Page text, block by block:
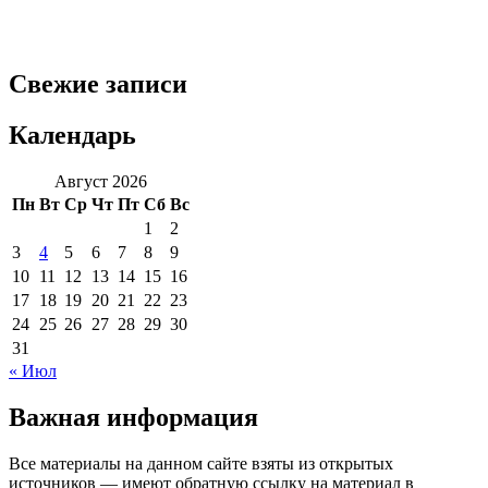
Свежие записи
Календарь
Август 2026
Пн Вт Ср Чт Пт Сб Вс
1
2
3
4 5 6 7 8
9
10 11 12 13 14 15 16
17 18 19 20 21 22 23
24 25 26 27 28 29 30
31
« Июл
Важная информация
Все материалы на данном сайте взяты из открытых
источников — имеют обратную ссылку на материал в